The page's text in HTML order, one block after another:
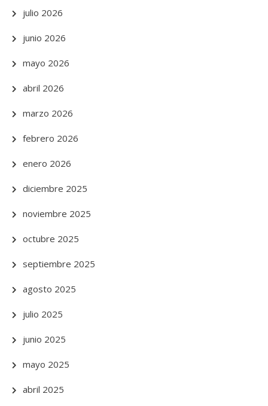
julio 2026
junio 2026
mayo 2026
abril 2026
marzo 2026
febrero 2026
enero 2026
diciembre 2025
noviembre 2025
octubre 2025
septiembre 2025
agosto 2025
julio 2025
junio 2025
mayo 2025
abril 2025